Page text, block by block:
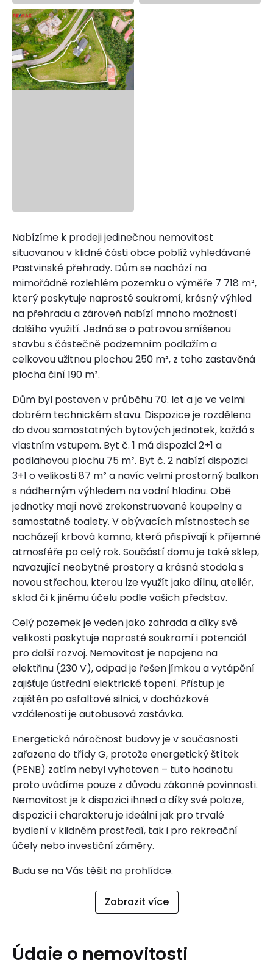
Nabízíme k prodeji jedinečnou nemovitost
situovanou v klidné části obce poblíž vyhledávané
Pastvinské přehrady. Dům se nachází na
mimořádně rozlehlém pozemku o výměře 7 718 m²,
který poskytuje naprosté soukromí, krásný výhled
na přehradu a zároveň nabízí mnoho možností
dalšího využití. Jedná se o patrovou smíšenou
stavbu s částečně podzemním podlažím a
celkovou užitnou plochou 250 m², z toho zastavěná
plocha činí 190 m².
Dům byl postaven v průběhu 70. let a je ve velmi
dobrém technickém stavu. Dispozice je rozdělena
do dvou samostatných bytových jednotek, každá s
vlastním vstupem. Byt č. 1 má dispozici 2+1 a
podlahovou plochu 75 m². Byt č. 2 nabízí dispozici
3+1 o velikosti 87 m² a navíc velmi prostorný balkon
s nádherným výhledem na vodní hladinu. Obě
jednotky mají nově zrekonstruované koupelny a
samostatné toalety. V obývacích místnostech se
nacházejí krbová kamna, která přispívají k příjemné
atmosféře po celý rok. Součástí domu je také sklep,
navazující neobytné prostory a krásná stodola s
novou střechou, kterou lze využít jako dílnu, ateliér,
sklad či k jinému účelu podle vašich představ.
Celý pozemek je veden jako zahrada a díky své
velikosti poskytuje naprosté soukromí i potenciál
pro další rozvoj. Nemovitost je napojena na
elektřinu (230 V), odpad je řešen jímkou a vytápění
zajišťuje ústřední elektrické topení. Přístup je
zajištěn po asfaltové silnici, v docházkové
vzdálenosti je autobusová zastávka.
Energetická náročnost budovy je v současnosti
zařazena do třídy G, protože energetický štítek
(PENB) zatím nebyl vyhotoven – tuto hodnotu
proto uvádíme pouze z důvodu zákonné povinnosti.
Nemovitost je k dispozici ihned a díky své poloze,
dispozici i charakteru je ideální jak pro trvalé
bydlení v klidném prostředí, tak i pro rekreační
účely nebo investiční záměry.
Budu se na Vás těšit na prohlídce.
Zobrazit více
Údaje o nemovitosti